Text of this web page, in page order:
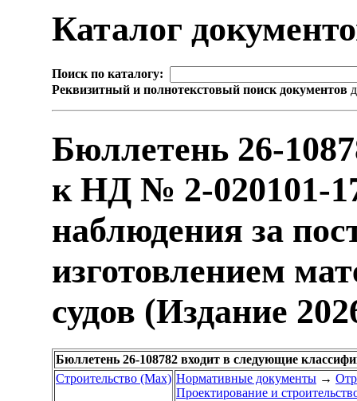
Каталог
Поиск по каталогу:
Реквизитный и полнотекстовый поиск документов
Бюллетень 26-
к НД № 2-020101-
наблюдения за
изготовлением
судов (Издание
Бюллетень 26-108782 входит в следующие
Строительство (Max) Нормативные документы →
Проектирование и